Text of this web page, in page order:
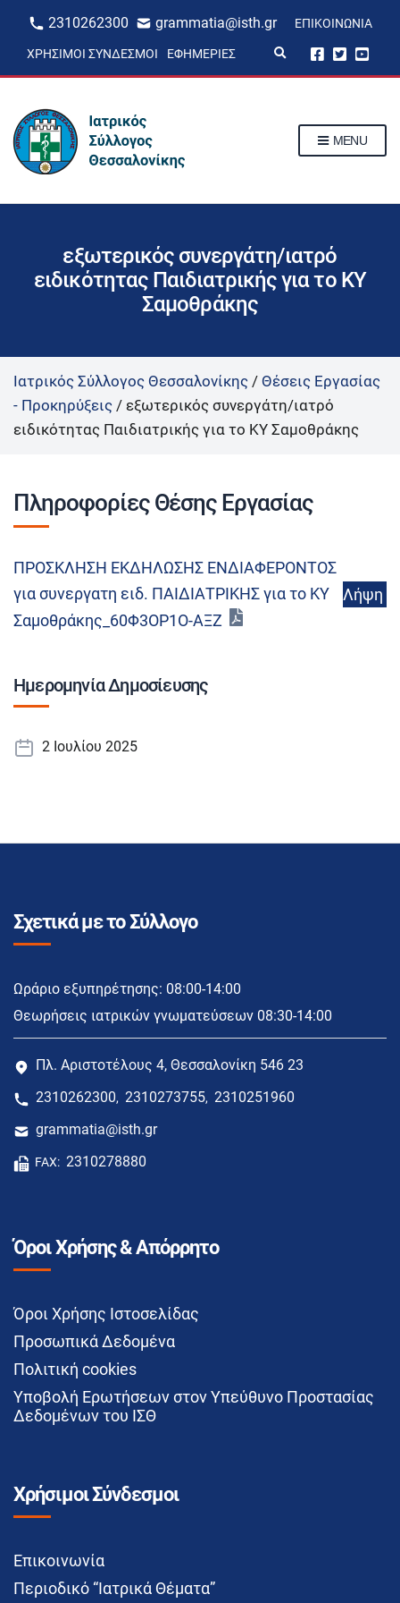
2310262300 grammatia@isth.gr ΕΠΙΚΟΙΝΩΝΊΑ
ΧΡΉΣΙΜΟΙ ΣΎΝΔΕΣΜΟΙ ΕΦΗΜΕΡΊΕΣ
p
m
MENU
εξωτερικός συνεργάτη/ιατρό
ειδικότητας Παιδιατρικής για το ΚΥ
Σαμοθράκης
Ιατρικός Σύλλογος Θεσσαλονίκης / Θέσεις Εργασίας
- Προκηρύξεις / εξωτερικός συνεργάτη/ιατρό
ειδικότητας Παιδιατρικής για το ΚΥ Σαμοθράκης
Πληροφορίες Θέσης Εργασίας
ΠΡΟΣΚΛΗΣΗ ΕΚΔΗΛΩΣΗΣ ΕΝΔΙΑΦΕΡΟΝΤΟΣ
για συνεργατη ειδ. ΠΑΙΔΙΑΤΡΙΚΗΣ για το ΚΥ
Σαμοθράκης_60Φ3ΟΡ1Ο-ΑΞΖ
Λήψη
Ημερομηνία Δημοσίευσης
2 Ιουλίου 2025
Σχετικά με το Σύλλογο
Ωράριο εξυπηρέτησης: 08:00-14:00
Θεωρήσεις ιατρικών γνωματεύσεων 08:30-14:00
Πλ. Αριστοτέλους 4, Θεσσαλονίκη 546 23
2310262300, 2310273755, 2310251960
grammatia@isth.gr
FAX: 2310278880
Όροι Χρήσης & Απόρρητο
Όροι Χρήσης Ιστοσελίδας
Προσωπικά Δεδομένα
Πολιτική cookies
Υποβολή Ερωτήσεων στον Υπεύθυνο Προστασίας
Δεδομένων του ΙΣΘ
Χρήσιμοι Σύνδεσμοι
Επικοινωνία
Περιοδικό “Ιατρικά Θέματα”